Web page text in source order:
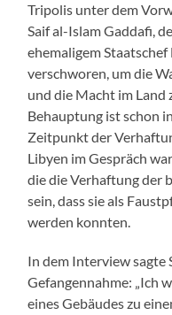
Tripolis unter dem
Saif al-Islam Gaddafi,
ehemaligem
verschworen, um die
und die Macht im Land
Behauptung ist schon
Zeitpunkt der
Libyen im Gespräch
die die Verhaftung der
sein, dass sie als
werden konnten.
In dem Interview sagte
Gefangennahme: „Ich
eines Gebäudes zu